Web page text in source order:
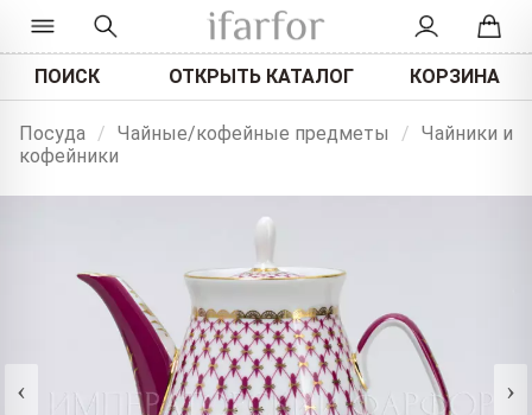
ПОИСК ОТКРЫТЬ КАТАЛОГ КОРЗИНА
Посуда / Чайные/кофейные предметы / Чайники и
кофейники
‹ ›